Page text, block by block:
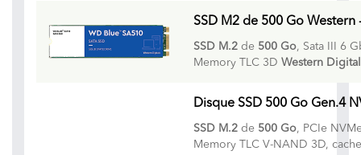
SSD M2 de 500 Go Western
SSD M.2 de 500 Go, Sata III 6
Memory TLC 3D Western
Disque SSD 500 Go Gen.4
SSD M.2 de 500 Go, PCIe
Memory TLC V-NAND 3D,